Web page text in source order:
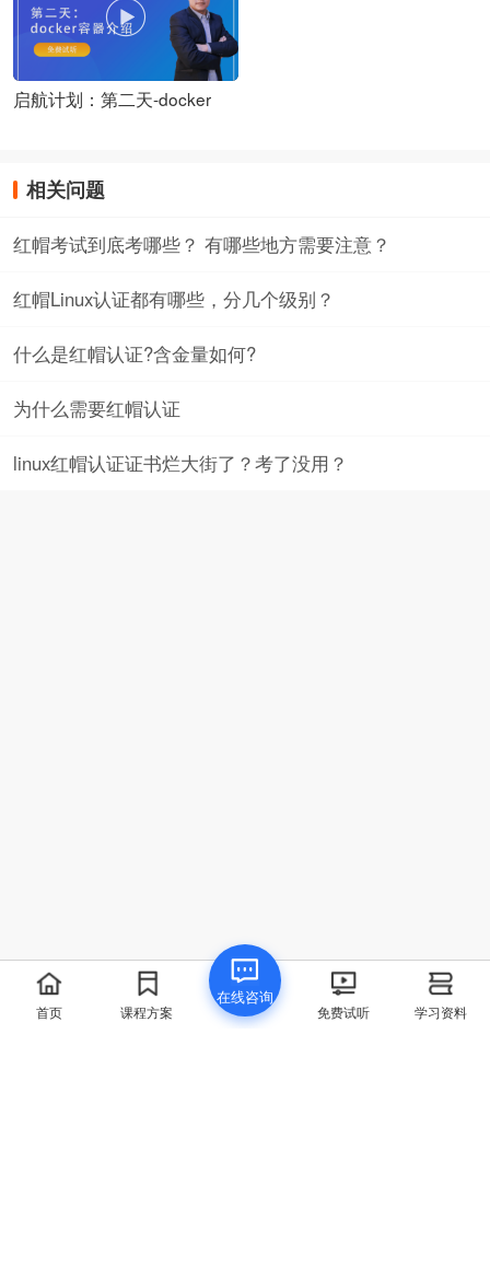
启航计划：第二天-docker
相关问题
红帽考试到底考哪些？ 有哪些地方需要注意？
红帽Linux认证都有哪些，分几个级别？
什么是红帽认证?含金量如何?
为什么需要红帽认证
linux红帽认证证书烂大街了？考了没用？
首页 点赞 领取资料 我要提问
首页 课程方案
在线咨询
免费试听 学习资料